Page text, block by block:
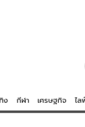
ง กีฬา เศรษฐกิจ ไล